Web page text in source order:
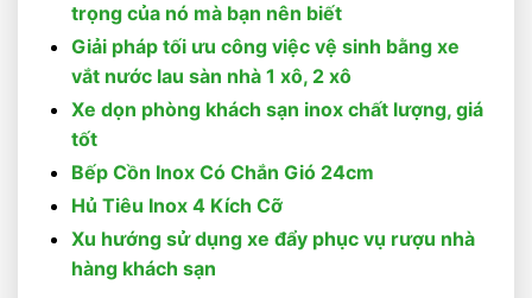
trọng của nó mà bạn nên biết
Giải pháp tối ưu công việc vệ sinh bằng xe
vắt nước lau sàn nhà 1 xô, 2 xô
Xe dọn phòng khách sạn inox chất lượng, giá
tốt
Bếp Cồn Inox Có Chắn Gió 24cm
Hủ Tiêu Inox 4 Kích Cỡ
Xu hướng sử dụng xe đẩy phục vụ rượu nhà
hàng khách sạn